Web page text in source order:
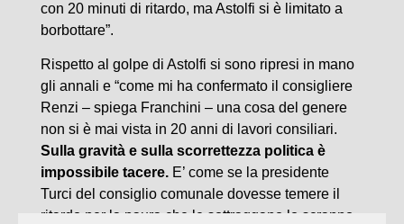
con 20 minuti di ritardo, ma Astolfi si è limitato a
borbottare”.
Rispetto al golpe di Astolfi si sono ripresi in mano
gli annali e “come mi ha confermato il consigliere
Renzi – spiega Franchini – una cosa del genere
non si è mai vista in 20 anni di lavori consiliari.
Sulla gravità e sulla scorrettezza politica è
impossibile tacere.E’ come se la presidente
Turci del consiglio comunale dovesse temere il
ritardo per la paura che le sottraggano lo scranno.